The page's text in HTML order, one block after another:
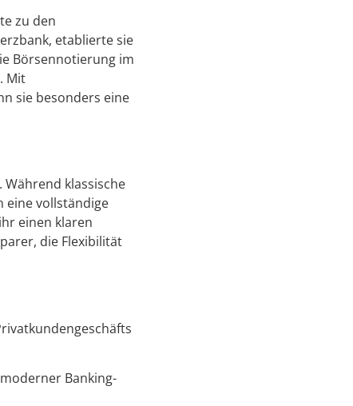
zu den
etablierte sie
Börsennotierung im
Mit
sie besonders eine
klassische
eine vollständige
einen klaren
die Flexibilität
Banking-